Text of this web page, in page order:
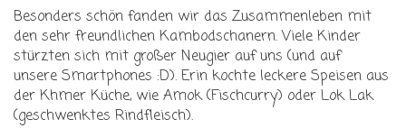
Besonders schön fanden wir das Zusammenleben mit
den sehr freundlichen Kambodschanern. Viele Kinder
stürzten sich mit großer Neugier auf uns (und auf
unsere Smartphones :D). Erin kochte leckere Speisen aus
der Khmer Küche, wie Amok (Fischcurry) oder Lok Lak
(geschwenktes Rindfleisch).